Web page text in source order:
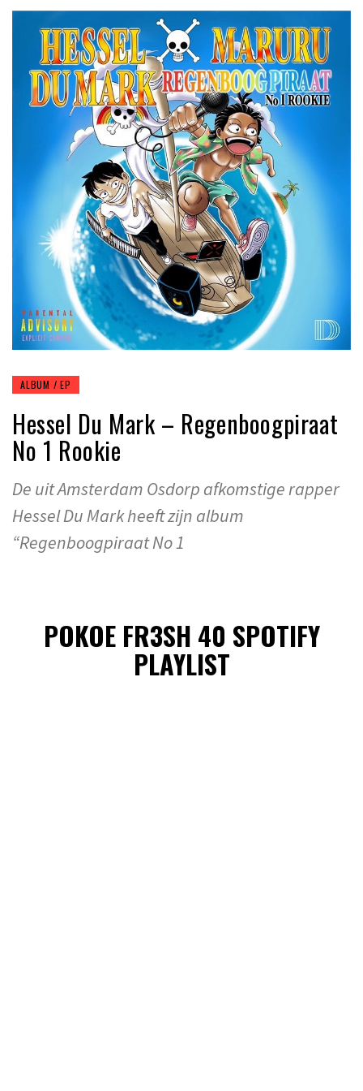
ALBUM / EP
Hessel Du Mark – Regenboogpiraat
No 1 Rookie
De uit Amsterdam Osdorp afkomstige rapper
Hessel Du Mark heeft zijn album
“Regenboogpiraat No 1
POKOE FR3SH 40 SPOTIFY
PLAYLIST